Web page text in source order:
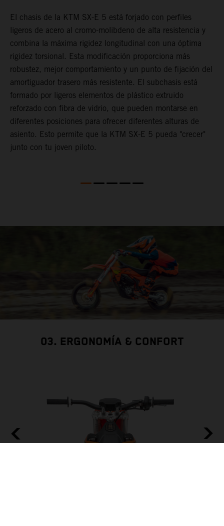
El chasis de la KTM SX-E 5 está forjado con perfiles
ligeros de acero al cromo-molibdeno de alta resistencia y
combina la máxima rigidez longitudinal con una óptima
rigidez torsional. Esta modificación proporciona más
robustez, mejor comportamiento y un punto de fijación del
amortiguador trasero más resistente. El subchasis está
formado por ligeros elementos de plástico extruido
reforzado con fibra de vidrio, que pueden montarse en
diferentes posiciones para ofrecer diferentes alturas de
asiento. Esto permite que la KTM SX-E 5 pueda "crecer"
junto con tu joven piloto.
03. ERGONOMÍA & CONFORT